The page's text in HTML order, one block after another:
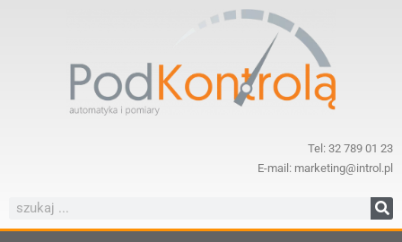
Tel: 32 789 01 23
E-mail: marketing@introl.pl